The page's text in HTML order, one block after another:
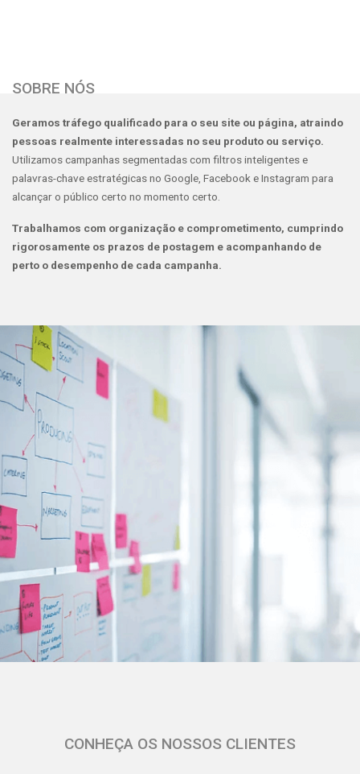
SOBRE NÓS
Geramos tráfego qualificado para o seu site ou página, atraindo
pessoas realmente interessadas no seu produto ou serviço.
Utilizamos campanhas segmentadas com filtros inteligentes e
palavras-chave estratégicas no Google, Facebook e Instagram para
alcançar o público certo no momento certo.
Trabalhamos com organização e comprometimento, cumprindo
rigorosamente os prazos de postagem e acompanhando de
perto o desempenho de cada campanha.
CONHEÇA OS NOSSOS CLIENTES